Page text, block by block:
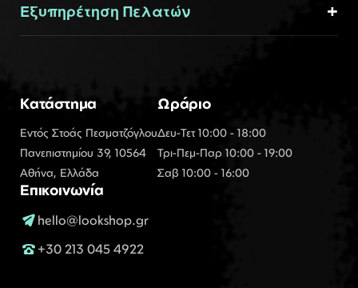
Εξυπηρέτηση Πελατών
Κατάστημα
Εντός Στοάς Πεσματζόγλου
Πανεπιστημίου 39, 10564
Αθήνα, Ελλάδα
Ωράριο
Δευ-Τετ 10:00 - 18:00
Τρι-Πεμ-Παρ 10:00 - 19:00
Σαβ 10:00 - 16:00
Επικοινωνία
hello@lookshop.gr
+30 213 045 4922